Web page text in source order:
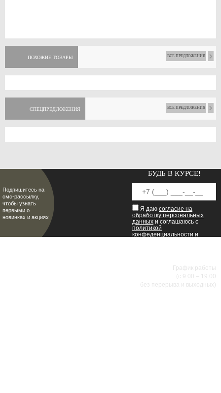
ПОХОЖИЕ ТОВАРЫ ВСЕ ПРЕДЛОЖЕНИЯ
СПЕЦПРЕДЛОЖЕНИЯ ВСЕ ПРЕДЛОЖЕНИЯ
Подпишитесь на
смс-рассылку,
чтобы узнать
первыми о
новинках и акциях
БУДЬ В КУРСЕ!
Я даю согласие на
обработку персональных
данных и соглашаюсь с
политикой
конфеденциальности и
График работы
(с 9.00 – 19.00
без перерыва и выходных)